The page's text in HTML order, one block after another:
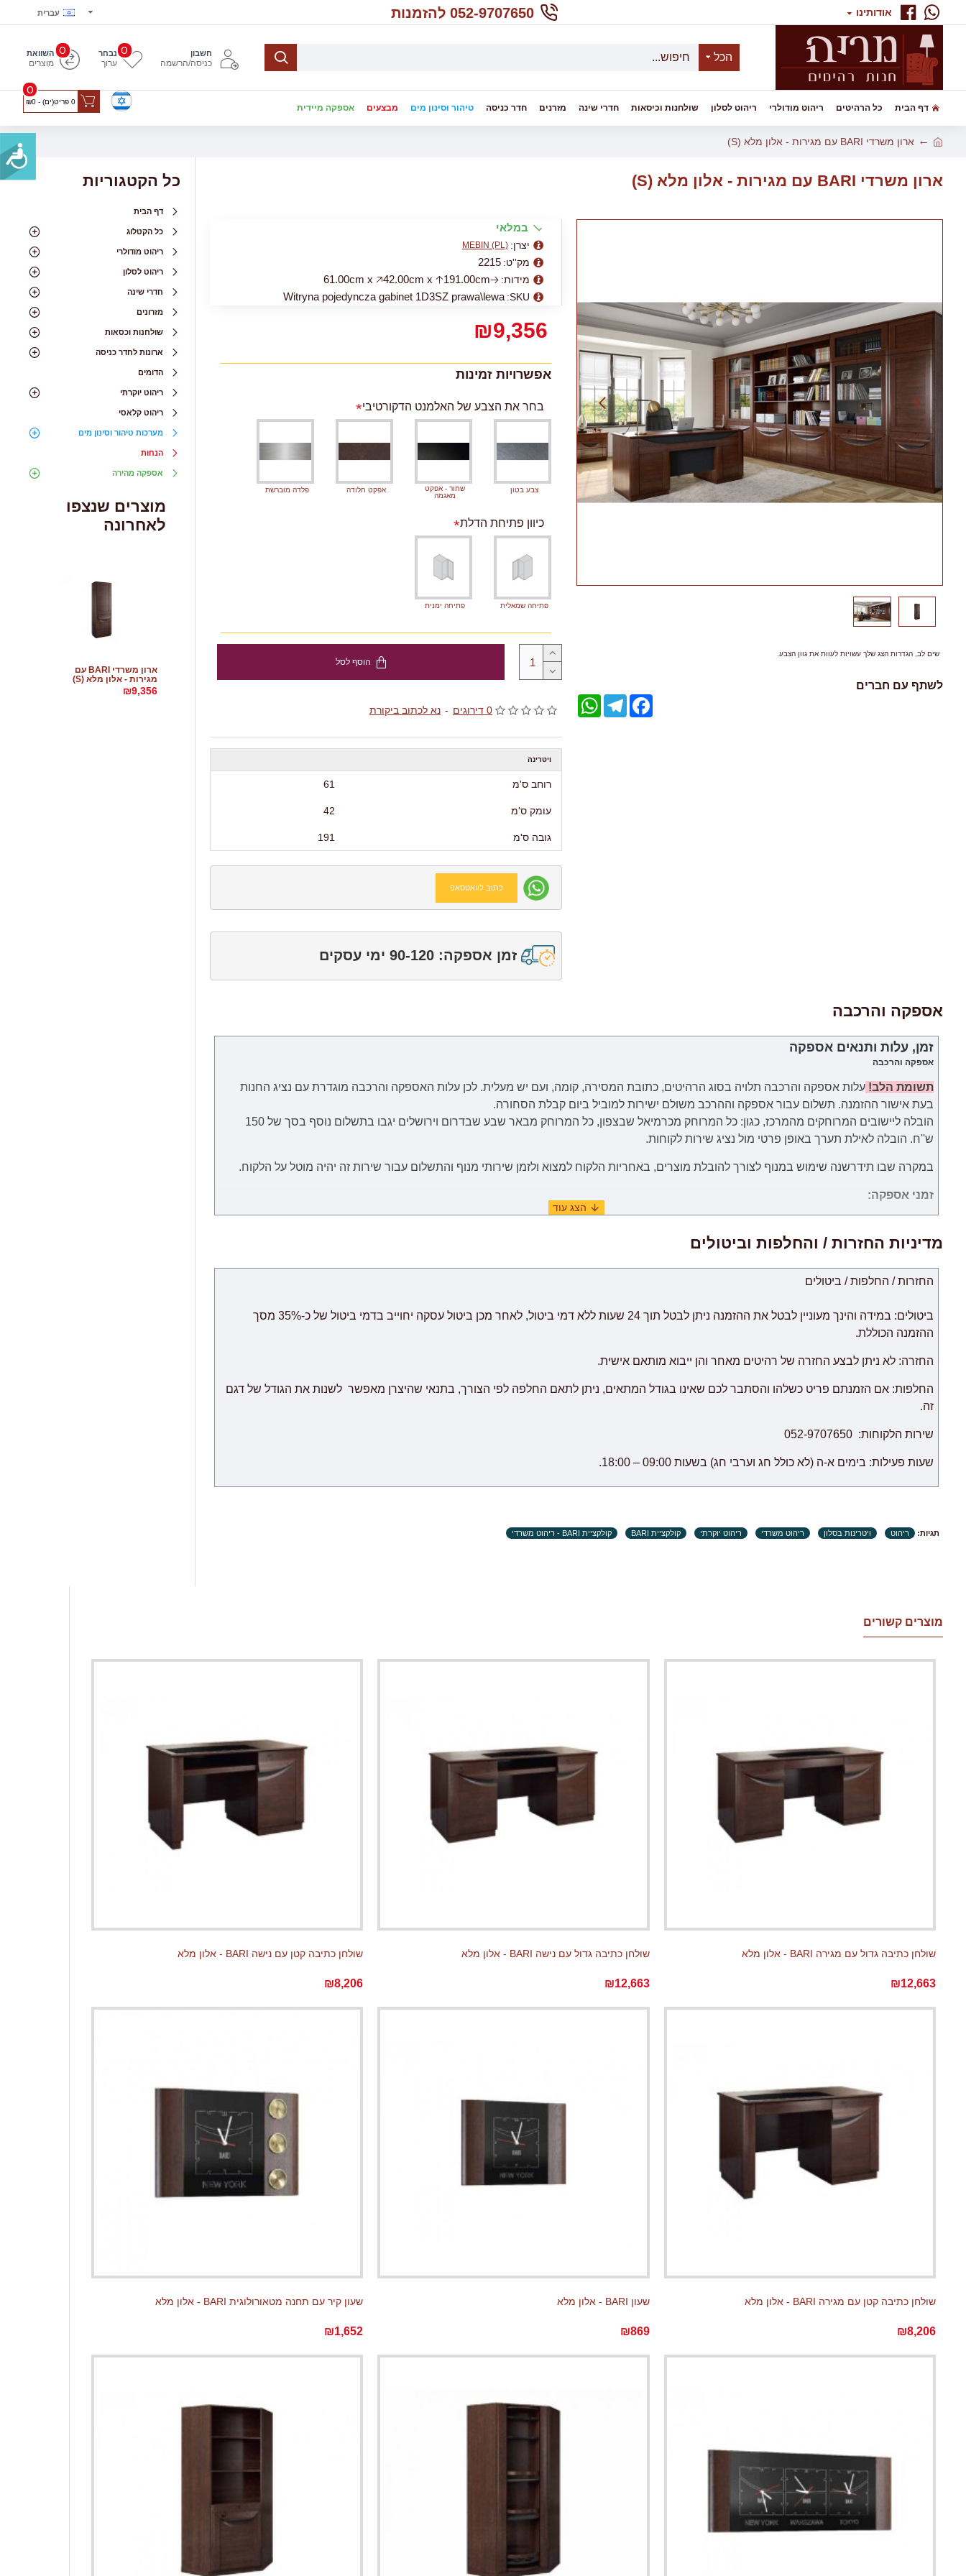
אודותינו 052-9707650 להזמנות עברית
הכל חשבון
כניסה/הרשמה
נבחר
ערוך
0 השוואת
מוצרים
0
דף הבית כל הרהיטים ריהוט מודולרי ריהוט לסלון שולחנות וכיסאות חדרי שינה מזרנים חדר כניסה טיהור וסינון מים מבצעים אספקה מיידית
0 פריט(ים) - ₪0
0
ארון משרדי BARI עם מגירות - אלון מלא (S)
ארון משרדי BARI עם מגירות - אלון מלא (S)
שים לב, הגדרות הצג שלך עשויות לעוות את גוון הצבע.
לשתף עם חברים
WhatsAppTelegramFacebook
0 דירוגים - נא לכתוב ביקורת
₪9,356
במלאי
יצרן: MEBIN (PL)
מק''ט: 2215
מידות: 🡢61.00cm x 🡥42.00cm x 🡡191.00cm
SKU:
Witryna pojedyncza gabinet 1D3SZ prawa\lewa
אפשרויות זמינות
בחר את הצבע של האלמנט הדקורטיבי
צבע בטון
שחור - אפקט
מאגמה
אפקט חלודה פלדה מוברשת
כיוון פתיחת הדלת
פתיחה שמאלית פתיחה ימנית
הוסף לסל
ויטרינה
רוחב ס'מ 61
עומק ס'מ 42
גובה ס'מ 191
כתוב לוואטסאפ
זמן אספקה: 90-120 ימי עסקים
אספקה והרכבה
זמן, עלות ותנאים אספקה
אספקה והרכבה
תשומת הלב! עלות אספקה והרכבה תלויה בסוג הרהיטים, כתובת המסירה, קומה, ועם יש מעלית. לכן עלות האספקה והרכבה מוגדרת עם נציג החנות
בעת אישור ההזמנה. תשלום עבור אספקה וההרכב משולם ישירות למוביל ביום קבלת הסחורה.
הובלה ליישובים המרוחקים מהמרכז, כגון: כל המרוחק מכרמיאל שבצפון, כל המרוחק מבאר שבע שבדרום וירושלים יגבו בתשלום נוסף בסך של 150
ש''ח. הובלה לאילת תערך באופן פרטי מול נציג שירות לקוחות.
במקרה שבו תידרשנה שימוש במנוף לצורך להובלת מוצרים, באחריות הלקוח למצוא ולזמן שירותי מנוף והתשלום עבור שירות זה יהיה מוטל על הלקוח.
זמני אספקה:
אישור לעסקה מחברת כרטיסי האשראי של הלקוח.
יתכנו עיכובים הקשורים לשילוח הימי בעת הזמנת מחו"ל, במידה וייחול עיכוב שאינו תלוי בספק, מועד האספקה יתארך בעוד 30 ימי עבודה ולא יחשב
לאיחור.
צוות האתר עושה כל המאמצים על מנת לצמצם זמני האספקה לשביעות רצון לקוח.
החנות אינה אחראית לכל עיכוב.
ריהוט מקטגוריית "רהיטים מודולריים
מדיניות החזרות / והחלפות וביטולים
החזרות / החלפות / ביטולים
ביטולים: במידה והינך מעוניין לבטל את ההזמנה ניתן לבטל תוך 24 שעות ללא דמי ביטול, לאחר מכן ביטול עסקה יחוייב בדמי ביטול של כ-35% מסך
ההזמנה הכוללת.
החזרה: לא ניתן לבצע החזרה של רהיטים מאחר והן ייבוא מותאם אישית.
החלפות: אם הזמנתם פריט כשלהו והסתבר לכם שאינו בגודל המתאים, ניתן לתאם החלפה לפי הצורך, בתנאי שהיצרן מאפשר לשנות את הגודל של דגם
זה.
שירות הלקוחות: 052-9707650
שעות פעילות: בימים א-ה (לא כולל חג וערבי חג) בשעות 09:00 – 18:00.
תגיות: ריהוט ויטרינות בסלון ריהוט משרדי ריהוט יוקרתי קולקציית BARI קולקציית BARI - ריהוט משרדי
כל הקטגוריות
דף הבית
כל הקטלוג
ריהוט מודולרי
ריהוט לסלון
חדרי שינה
מזרונים
שולחנות וכסאות
ארונות לחדר כניסה
הדומים
ריהוט יוקרתי
ריהוט קלאסי
מערכות טיהור וסינון מים
הנחות
אספקה מהירה
מוצרים שנצפו
לאחרונה
ארון משרדי BARI עם
מגירות - אלון מלא (S)
₪9,356
מוצרים קשורים
שולחן כתיבה גדול עם מגירה BARI - אלון מלא
₪12,663
שולחן כתיבה גדול עם נישה BARI - אלון מלא
₪12,663
שולחן כתיבה קטן עם נישה BARI - אלון מלא
₪8,206
שולחן כתיבה קטן עם מגירה BARI - אלון מלא
₪8,206
שעון BARI - אלון מלא
₪869
שעון קיר עם תחנה מטאורולוגית BARI - אלון מלא
₪1,652